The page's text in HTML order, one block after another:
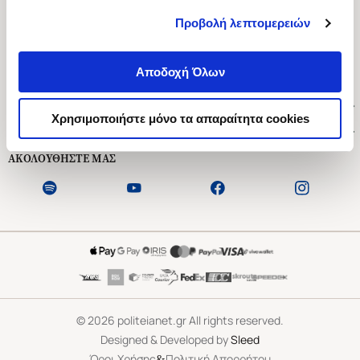
Προβολή λεπτομερειών
Αποδοχή Όλων
Χρησιμοποιήστε μόνο τα απαραίτητα cookies
Ασκληπιού 1-3, Αθήνα 106 79
Δευτέρα - Παρασκευή 09:00-21:00
Εξυπηρέτηση Πελατών
ΑΚΟΛΟΥΘΗΣΤΕ ΜΑΣ
©2026 politeianet.gr All rights reserved.
Designed & Developed bySleed